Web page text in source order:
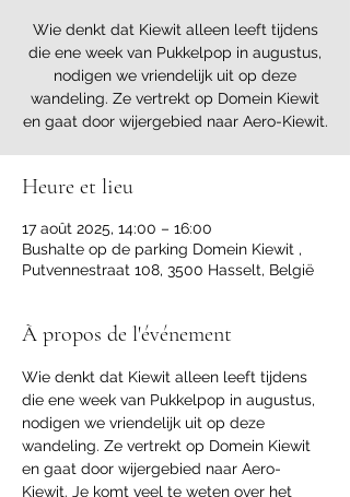
Wie denkt dat Kiewit alleen leeft tijdens
die ene week van Pukkelpop in augustus,
nodigen we vriendelijk uit op deze
wandeling. Ze vertrekt op Domein Kiewit
en gaat door wijergebied naar Aero-Kiewit.
Heure et lieu
17 août 2025, 14:00 – 16:00
Bushalte op de parking Domein Kiewit ,
Putvennestraat 108, 3500 Hasselt, België
À propos de l'événement
Wie denkt dat Kiewit alleen leeft tijdens
die ene week van Pukkelpop in augustus,
nodigen we vriendelijk uit op deze
wandeling. Ze vertrekt op Domein Kiewit
en gaat door wijergebied naar Aero-
Kiewit. Je komt veel te weten over het